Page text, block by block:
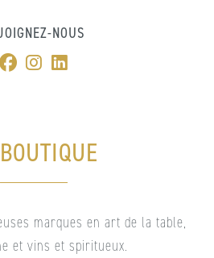
NOUS
marques en art de la table,
et vins et spiritueux.